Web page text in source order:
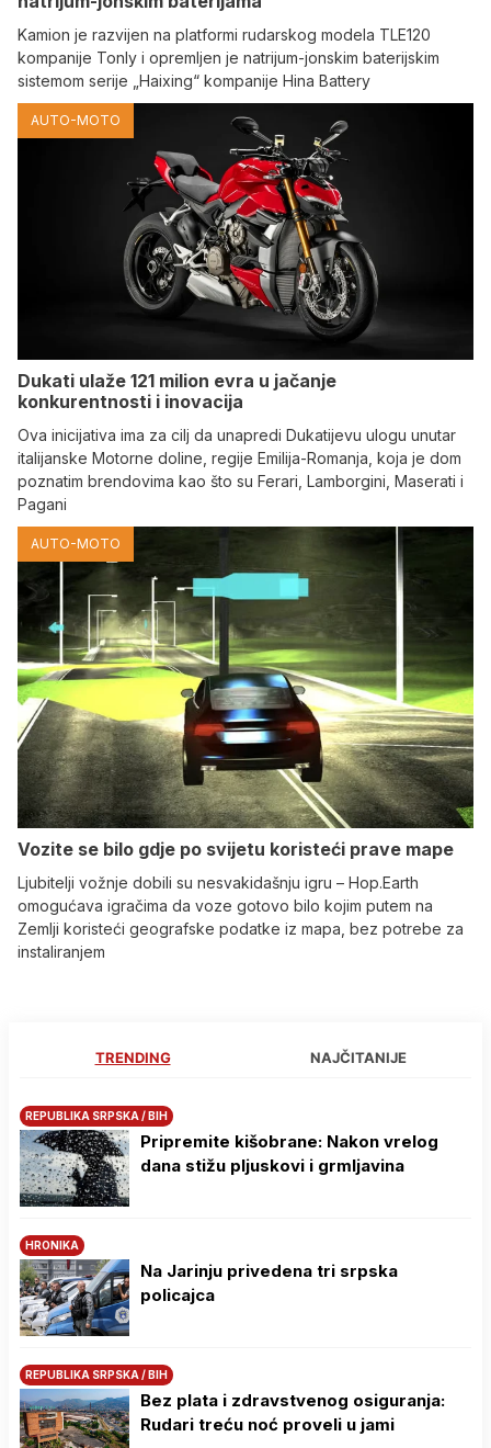
Kamion je razvijen na platformi rudarskog modela TLE120
kompanije Tonly i opremljen je natrijum-jonskim baterijskim
sistemom serije „Haixing“ kompanije Hina Battery
AUTO-MOTO
Dukati ulaže 121 milion evra u jačanje
konkurentnosti i inovacija
Ova inicijativa ima za cilj da unapredi Dukatijevu ulogu unutar
italijanske Motorne doline, regije Emilija-Romanja, koja je dom
poznatim brendovima kao što su Ferari, Lamborgini, Maserati i
Pagani
AUTO-MOTO
Vozite se bilo gdje po svijetu koristeći prave mape
Ljubitelji vožnje dobili su nesvakidašnju igru – Hop.Earth
omogućava igračima da voze gotovo bilo kojim putem na
Zemlji koristeći geografske podatke iz mapa, bez potrebe za
instaliranjem
TRENDING NAJČITANIJE
REPUBLIKA SRPSKA / BIH
Pripremite kišobrane: Nakon vrelog
dana stižu pljuskovi i grmljavina
HRONIKA
Na Јarinju privedena tri srpska
policajca
REPUBLIKA SRPSKA / BIH
Bez plata i zdravstvenog osiguranja:
Rudari treću noć proveli u jami